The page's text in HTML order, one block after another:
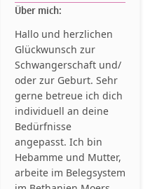
Über mich:
Hallo und herzlichen
Glückwunsch zur
Schwangerschaft und/
oder zur Geburt. Sehr
gerne betreue ich dich
individuell an deine
Bedürfnisse
angepasst. Ich bin
Hebamme und Mutter,
arbeite im Belegsystem